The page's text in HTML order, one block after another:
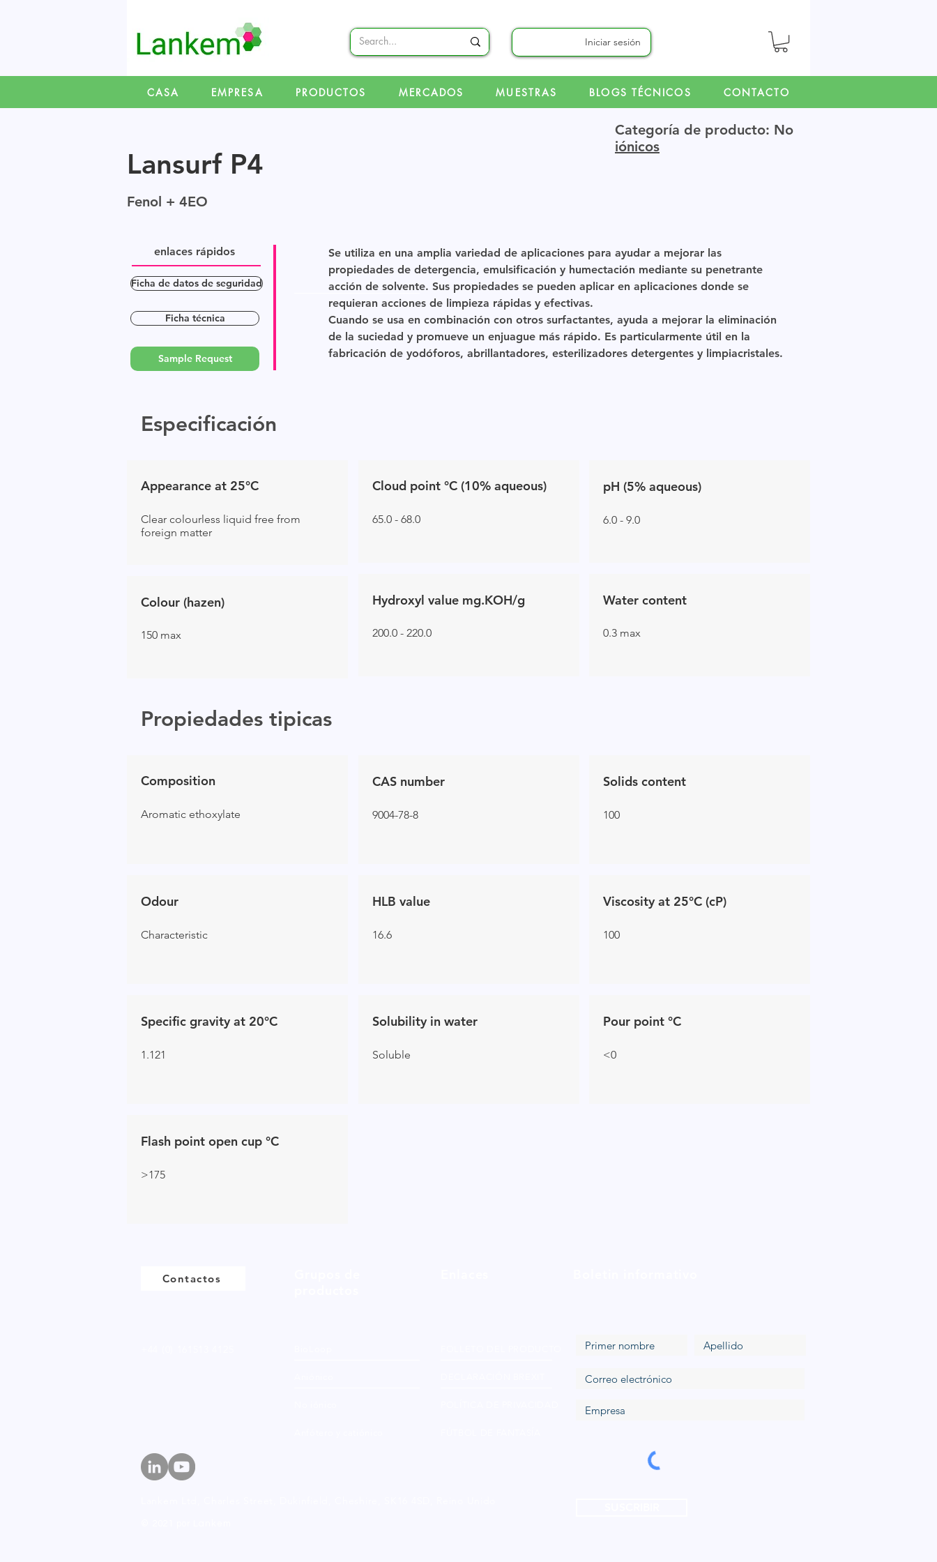
Iniciar sesión
CASA EMPRESA PRODUCTOS MERCADOS MUESTRAS BLOGS TÉCNICOS CONTACTO
Lansurf P4
Categoría de producto: No
iónicos
Fenol + 4EO
enlaces rápidos
Ficha de datos de seguridad
Ficha técnica
Sample Request
Se utiliza en una amplia variedad de aplicaciones para ayudar a mejorar las
propiedades de detergencia, emulsificación y humectación mediante su penetrante
acción de solvente. Sus propiedades se pueden aplicar en aplicaciones donde se
requieran acciones de limpieza rápidas y efectivas.
Cuando se usa en combinación con otros surfactantes, ayuda a mejorar la eliminación
de la suciedad y promueve un enjuague más rápido. Es particularmente útil en la
fabricación de yodóforos, abrillantadores, esterilizadores detergentes y limpiacristales.
Especificación
Appearance at 25°C
Clear colourless liquid free from
foreign matter
Colour (hazen)
150 max
Cloud point °C (10% aqueous)
65.0 - 68.0
Hydroxyl value mg.KOH/g
200.0 - 220.0
pH (5% aqueous)
6.0 - 9.0
Water content
0.3 max
Propiedades tipicas
Composition
Aromatic ethoxylate
Odour
Characteristic
Specific gravity at 20°C
1.121
Flash point open cup °C
>175
CAS number
9004-78-8
HLB value
16.6
Solubility in water
Soluble
Solids content
100
Viscosity at 25°C (cP)
100
Pour point °C
<0
Contactos